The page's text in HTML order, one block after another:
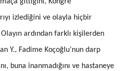
izlediğini ve olayla hiçbir
ardından farklı kişilerden
Y., Fadime Koçoğlu’nun darp
buna inanmadığını ve hastaneye